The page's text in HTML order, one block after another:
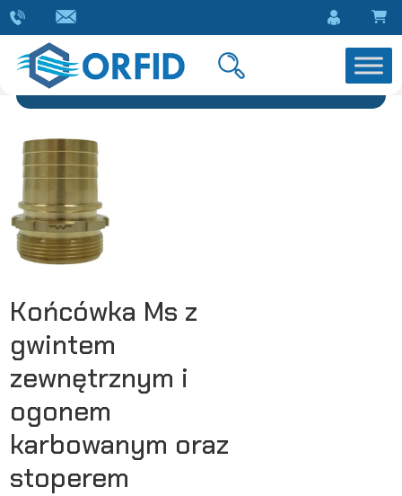
Końcówka Ms z
gwintem
zewnętrznym i
ogonem
karbowanym oraz
stoperem